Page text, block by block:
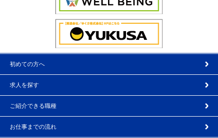
初めての方へ
求人を探す
ご紹介できる職種
お仕事までの流れ